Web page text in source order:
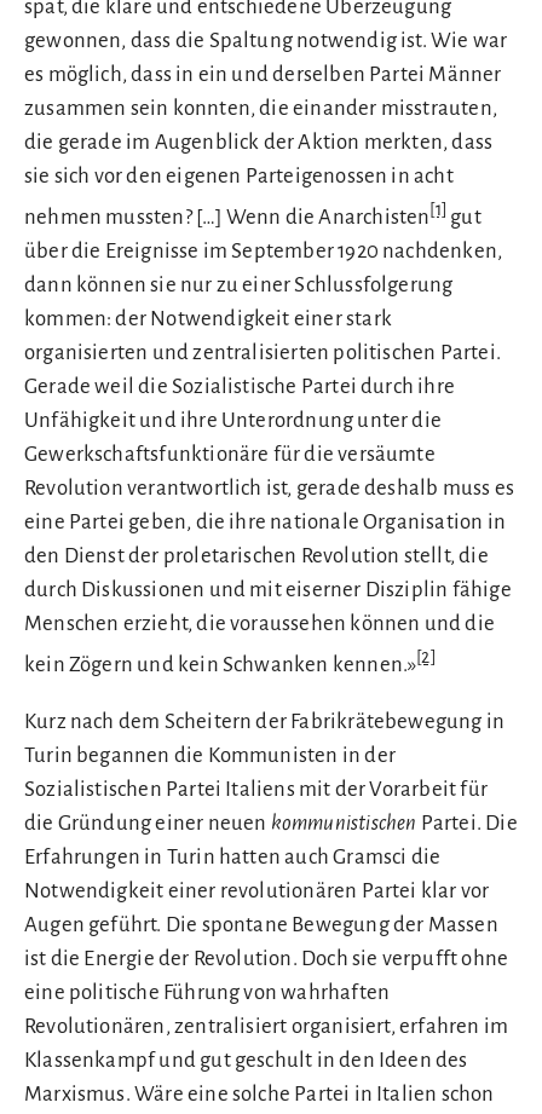
spät, die klare und entschiedene Überzeugung
gewonnen, dass die Spaltung notwendig ist. Wie war
es möglich, dass in ein und derselben Partei Männer
zusammen sein konnten, die einander misstrauten,
die gerade im Augenblick der Aktion merkten, dass
sie sich vor den eigenen Parteigenossen in acht
nehmen mussten? […] Wenn die Anarchisten [1] gut
über die Ereignisse im September 1920 nachdenken,
dann können sie nur zu einer Schlussfolgerung
kommen: der Notwendigkeit einer stark
organisierten und zentralisierten politischen Partei.
Gerade weil die Sozialistische Partei durch ihre
Unfähigkeit und ihre Unterordnung unter die
Gewerkschaftsfunktionäre für die versäumte
Revolution verantwortlich ist, gerade deshalb muss es
eine Partei geben, die ihre nationale Organisation in
den Dienst der proletarischen Revolution stellt, die
durch Diskussionen und mit eiserner Disziplin fähige
Menschen erzieht, die voraussehen können und die
kein Zögern und kein Schwanken kennen.» [2]
Kurz nach dem Scheitern der Fabrikrätebewegung in
Turin begannen die Kommunisten in der
Sozialistischen Partei Italiens mit der Vorarbeit für
die Gründung einer neuen kommunistischen Partei. Die
Erfahrungen in Turin hatten auch Gramsci die
Notwendigkeit einer revolutionären Partei klar vor
Augen geführt. Die spontane Bewegung der Massen
ist die Energie der Revolution. Doch sie verpufft ohne
eine politische Führung von wahrhaften
Revolutionären, zentralisiert organisiert, erfahren im
Klassenkampf und gut geschult in den Ideen des
Marxismus. Wäre eine solche Partei in Italien schon